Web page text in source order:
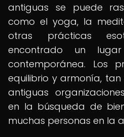
antiguas se puede
como el yoga, la
otras prácticas
encontrado un
contemporánea. Los
equilibrio y armonía,
antiguas
en la búsqueda de
muchas personas en la